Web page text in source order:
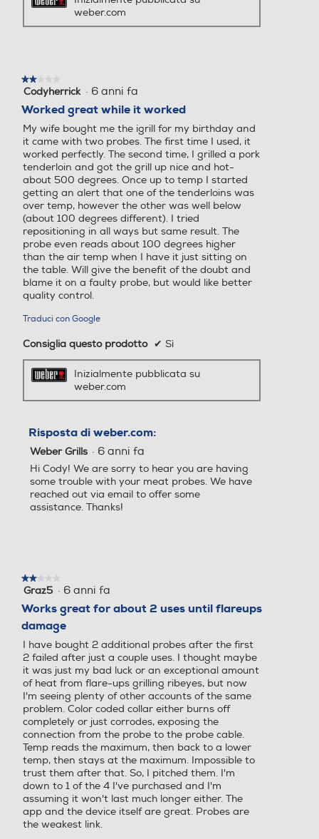
weber.com
★★★★★
★★★★★
2
5
stelle.
Codyherrick · 6 anni fa
Worked great while it worked
My wife bought me the igrill for my birthday and
it came with two probes. The first time I used, it
worked perfectly. The second time, I grilled a pork
tenderloin and got the grill up nice and hot-
about 500 degrees. Once up to temp I started
getting an alert that one of the tenderloins was
over temp, however the other was well below
(about 100 degrees different). I tried
repositioning in all ways but same result. The
probe even reads about 100 degrees higher
than the air temp when I have it just sitting on
the table. Will give the benefit of the doubt and
blame it on a faulty probe, but would like better
quality control.
Traduci con Google
Consiglia questo prodotto ✔ Sì
Inizialmente pubblicata su
weber.com
Risposta di weber.com:
Weber Grills · 6 anni fa
Hi Cody! We are sorry to hear you are having
some trouble with your meat probes. We have
reached out via email to offer some
assistance. Thanks!
★★★★★
★★★★★
2
stelle.
Graz5 · 6 anni fa
Works great for about 2 uses until flareups
damage
I have bought 2 additional probes after the first
2 failed after just a couple uses. I thought maybe
it was just my bad luck or an exceptional amount
of heat from flare-ups grilling ribeyes, but now
I'm seeing plenty of other accounts of the same
problem. Color coded collar either burns off
completely or just corrodes, exposing the
connection from the probe to the probe cable.
Temp reads the maximum, then back to a lower
temp, then stays at the maximum. Impossible to
trust them after that. So, I pitched them. I'm
down to 1 of the 4 I've purchased and I'm
assuming it won't last much longer either. The
app and the device itself are great. Probes are
the weakest link.